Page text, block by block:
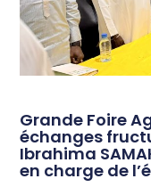
Grande Foire
échanges
Ibrahima
en charge de